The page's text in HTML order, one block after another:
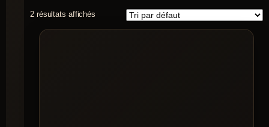
2 résultats affichés